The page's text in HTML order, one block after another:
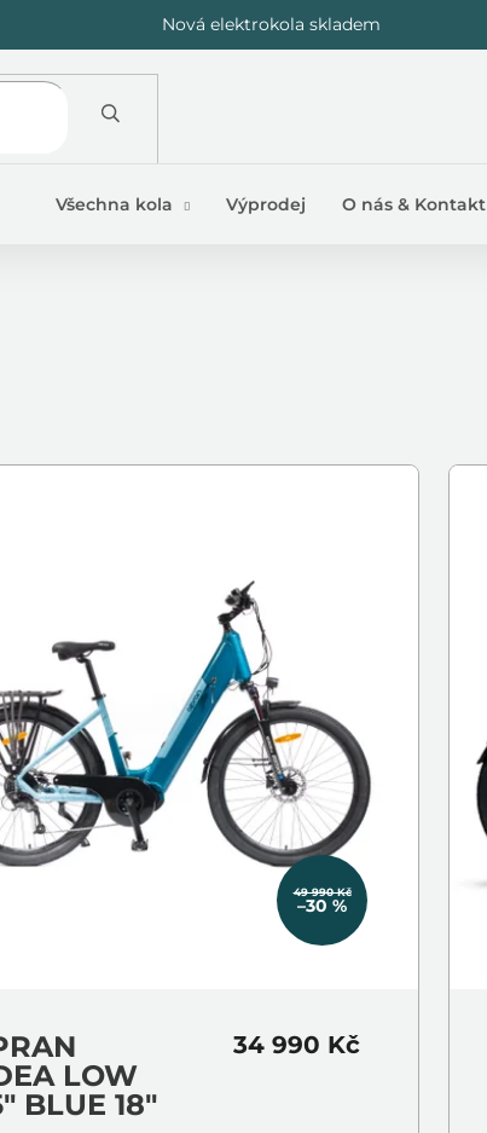
Nová elektrokola skladem
Všechna kola Výprodej O nás & Kontakt
49 990 Kč
–30 %
LOW
BLUE 18"
34 990 Kč